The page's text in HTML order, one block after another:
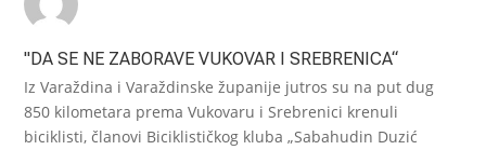
"DA SE NE ZABORAVE VUKOVAR I SREBRENICA“
Iz Varaždina i Varaždinske županije jutros su na put dug
850 kilometara prema Vukovaru i Srebrenici krenuli
biciklisti, članovi Biciklističkog kluba „Sabahudin Duzić